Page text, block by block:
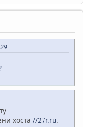
хоста //27r.ru.